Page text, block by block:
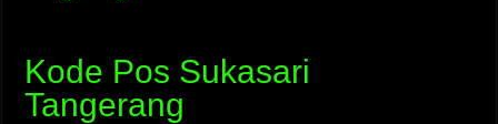
Kode Pos Sukasari
Tangerang